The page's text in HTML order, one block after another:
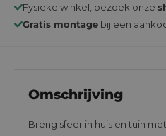
Fysieke winkel, bezoek onze
Gratis montage bij een
Omschrijving
Breng sfeer in huis en tuin